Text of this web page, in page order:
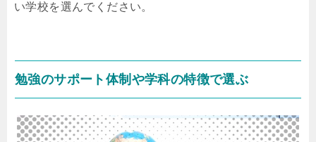
い学校を選んでください。
勉強のサポート体制や学科の特徴で選ぶ